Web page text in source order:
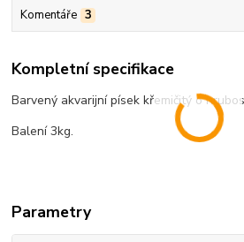
Komentáře 3
Kompletní specifikace
Barvený akvarijní písek křemičitý o
Balení 3kg.
Parametry